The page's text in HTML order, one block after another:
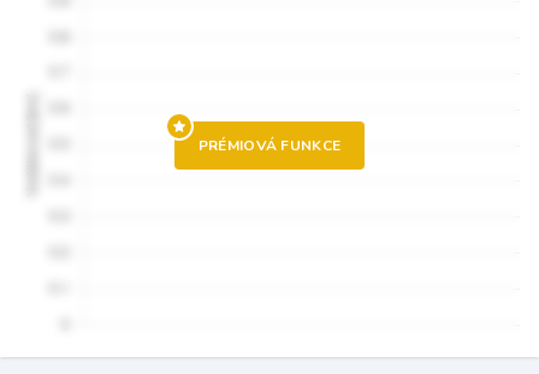
PRÉMIOVÁ FUNKCE